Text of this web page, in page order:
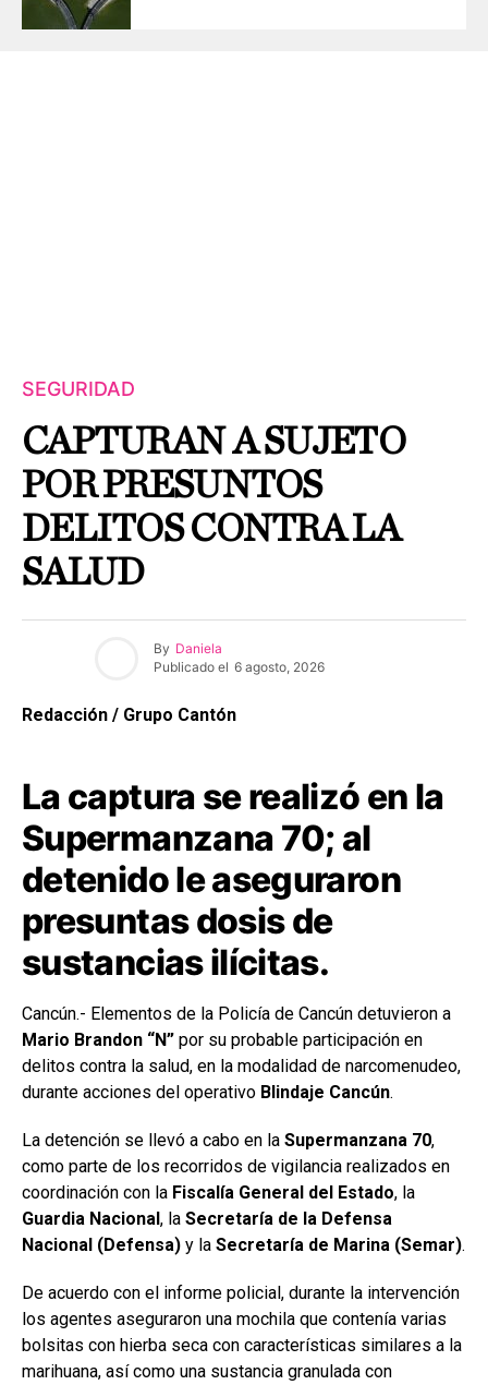
SEGURIDAD
CAPTURAN A SUJETO
POR PRESUNTOS
DELITOS CONTRA LA
SALUD
By Daniela
Publicado el 6 agosto, 2026
Redacción / Grupo Cantón
La captura se realizó en la
Supermanzana 70; al
detenido le aseguraron
presuntas dosis de
sustancias ilícitas.
Cancún.- Elementos de la Policía de Cancún detuvieron a
Mario Brandon “N” por su probable participación en
delitos contra la salud, en la modalidad de narcomenudeo,
durante acciones del operativo Blindaje Cancún.
La detención se llevó a cabo en la Supermanzana 70,
como parte de los recorridos de vigilancia realizados en
coordinación con la Fiscalía General del Estado, la
Guardia Nacional, la Secretaría de la Defensa
Nacional (Defensa) y la Secretaría de Marina (Semar).
De acuerdo con el informe policial, durante la intervención
los agentes aseguraron una mochila que contenía varias
bolsitas con hierba seca con características similares a la
marihuana, así como una sustancia granulada con